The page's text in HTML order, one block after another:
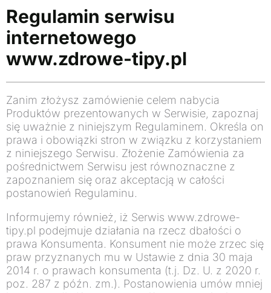
Regulamin serwisu
internetowego
www.zdrowe-tipy.pl
Zanim złożysz zamówienie celem nabycia
Produktów prezentowanych w Serwisie, zapoznaj
się uważnie z niniejszym Regulaminem. Określa on
prawa i obowiązki stron w związku z korzystaniem
z niniejszego Serwisu. Złożenie Zamówienia za
pośrednictwem Serwisu jest równoznaczne z
zapoznaniem się oraz akceptacją w całości
postanowień Regulaminu.
Informujemy również, iż Serwis www.zdrowe-
tipy.pl podejmuje działania na rzecz dbałości o
prawa Konsumenta. Konsument nie może zrzec się
praw przyznanych mu w Ustawie z dnia 30 maja
2014 r. o prawach konsumenta (t.j. Dz. U. z 2020 r.
poz. 287 z późn. zm.). Postanowienia umów mniej